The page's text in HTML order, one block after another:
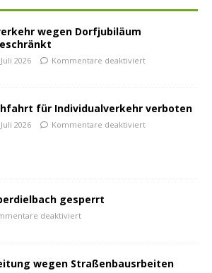
wegen Dorfjubiläum
2026 Kommentare deaktiviert
für Individualverkehr verboten
2026 Kommentare deaktiviert
gesperrt
deaktiviert
wegen Straßenbausrbeiten